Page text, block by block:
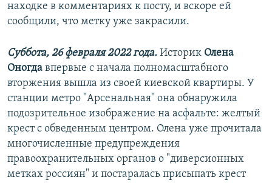
находке в комментариях к посту, и вскоре ей
сообщили, что метку уже закрасили.
Суббота, 26 февраля 2022 года. Историк Олена
Оногда впервые с начала полномасштабного
вторжения вышла из своей киевской квартиры. У
станции метро "Арсенальная" она обнаружила
подозрительное изображение на асфальте: желтый
крест с обведенным центром. Олена уже прочитала
многочисленные предупреждения
правоохранительных органов о "диверсионных
метках россиян" и постаралась присыпать крест